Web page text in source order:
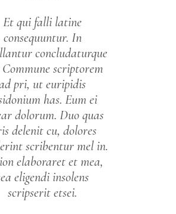
Et qui falli latine
consequuntur. In
concludaturque
scriptorem
pri, ut euripidis
has. Eum ei
dolorum. Duo quas
delenit cu, dolores
scribentur mel in.
elaboraret et mea,
eligendi insolens
scripserit etsei.